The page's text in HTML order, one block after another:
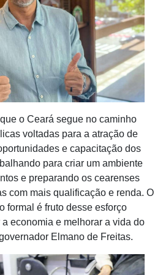
o Ceará segue no caminho
voltadas para a atração de
e capacitação dos
para criar um ambiente
e preparando os cearenses
com mais qualificação e renda. O
formal é fruto desse esforço
economia e melhorar a vida do
Elmano de Freitas.